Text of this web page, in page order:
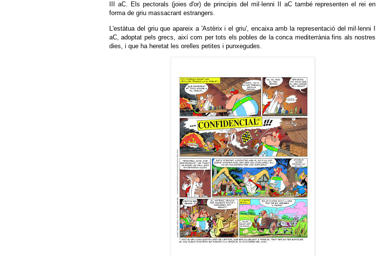
III aC. Els pectorals (joies d'or) de principis del mil·lenni II aC també representen el rei en
forma de griu massacrant estrangers.
L'estàtua del griu que apareix a 'Astèrix i el griu', encaixa amb la representació del mil·lenni I
aC, adoptat pels grecs, així com per tots els pobles de la conca mediterrània fins als nostres
dies, i que ha heretat les orelles petites i punxegudes.